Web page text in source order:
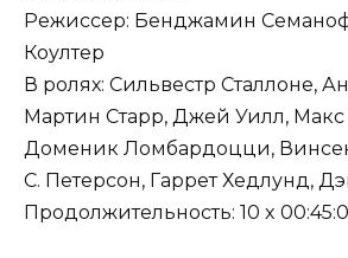
Режиссер: Бенджамин
Коултер
В ролях: Сильвестр Сталлоне,
Мартин Старр, Джей Уилл, Макс
Доменик Ломбардоцци,
С. Петерсон, Гаррет Хедлунд,
Продолжительность: 10 x